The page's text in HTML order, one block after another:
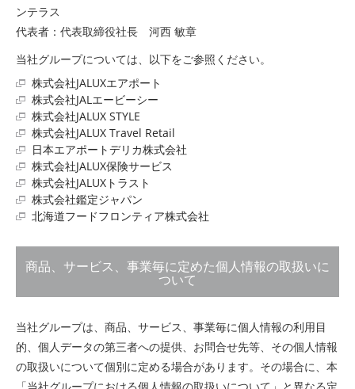
ンテラス
代表者：代表取締役社長 河西 敏章
当社グループについては、以下をご参照ください。
株式会社JALUXエアポート
株式会社JALエービーシー
株式会社JALUX STYLE
株式会社JALUX Travel Retail
日本エアポートデリカ株式会社
株式会社JALUX保険サービス
株式会社JALUXトラスト
株式会社鑑定ジャパン
北海道フードフロンティア株式会社
商品、サービス、事業毎に定めた個人情報の取扱いに
ついて
当社グループは、商品、サービス、事業毎に個人情報の利用目
的、個人データの第三者への提供、お問合せ先等、その個人情報
の取扱いについて個別に定める場合があります。その場合に、本